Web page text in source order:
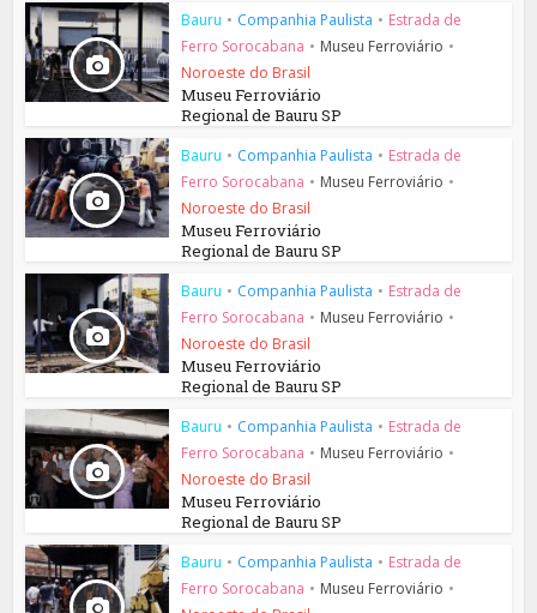
Bauru • Companhia Paulista • Estrada de
Ferro Sorocabana • Museu Ferroviário •
Noroeste do Brasil
Museu Ferroviário
Regional de Bauru SP
Bauru • Companhia Paulista • Estrada de
Ferro Sorocabana • Museu Ferroviário •
Noroeste do Brasil
Museu Ferroviário
Regional de Bauru SP
Bauru • Companhia Paulista • Estrada de
Ferro Sorocabana • Museu Ferroviário •
Noroeste do Brasil
Museu Ferroviário
Regional de Bauru SP
Bauru • Companhia Paulista • Estrada de
Ferro Sorocabana • Museu Ferroviário •
Noroeste do Brasil
Museu Ferroviário
Regional de Bauru SP
Bauru • Companhia Paulista • Estrada de
Ferro Sorocabana • Museu Ferroviário •